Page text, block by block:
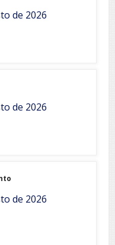
de 2026
de 2026
de 2026